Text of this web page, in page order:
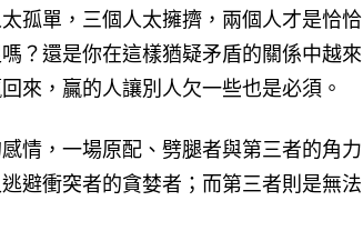
孤單，三個人太擁擠，兩個人才是恰恰
？還是你在這樣猶疑矛盾的關係中越來
來，贏的人讓別人欠一些也是必須。
情，一場原配、劈腿者與第三者的角力
避衝突者的貪婪者；而第三者則是無法